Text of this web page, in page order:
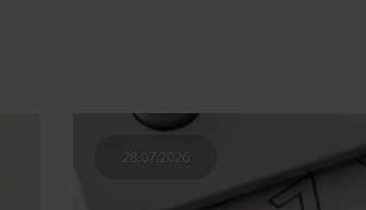
28.07.2026